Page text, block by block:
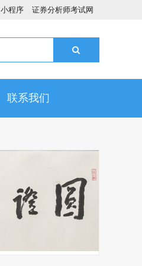
小程序 证券分析师考试网
联系我们